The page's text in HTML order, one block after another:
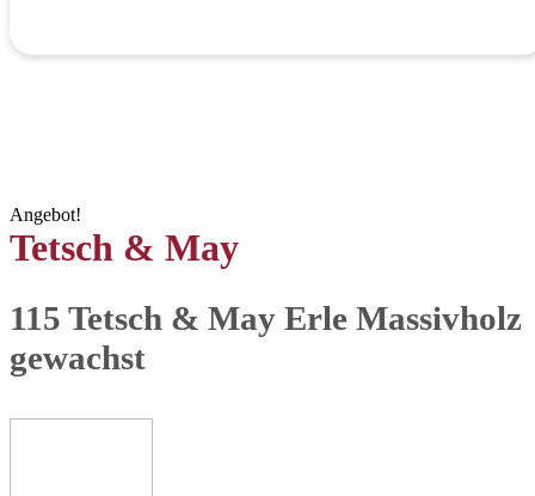
Angebot!
Tetsch & May
115 Tetsch & May Erle Massivholz
gewachst